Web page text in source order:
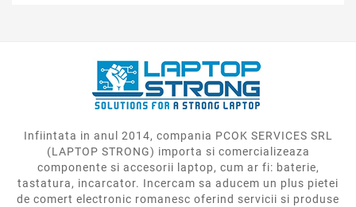
Infiintata in anul 2014, compania PCOK SERVICES SRL
(LAPTOP STRONG) importa si comercializeaza
componente si accesorii laptop, cum ar fi: baterie,
tastatura, incarcator. Incercam sa aducem un plus pietei
de comert electronic romanesc oferind servicii si produse